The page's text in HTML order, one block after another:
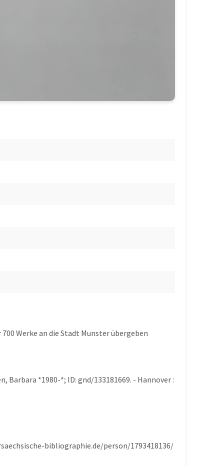
Werke an die Stadt Munster übergeben
*1980-*; ID: gnd/133181669. - Hannover :
bibliographie.de/person/1793418136/